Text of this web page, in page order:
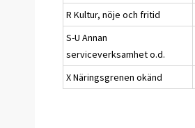
R Kultur, nöje och fritid
S-U Annan
serviceverksamhet o.d.
X Näringsgrenen okänd